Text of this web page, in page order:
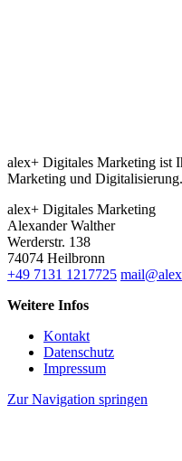
alex+ Digitales Marketing ist
Marketing und Digitalisierung.
alex+ Digitales Marketing
Alexander Walther
Werderstr. 138
74074 Heilbronn
+49 7131 1217725
Weitere Infos
Kontakt
Datenschutz
Impressum
Zur Navigation springen